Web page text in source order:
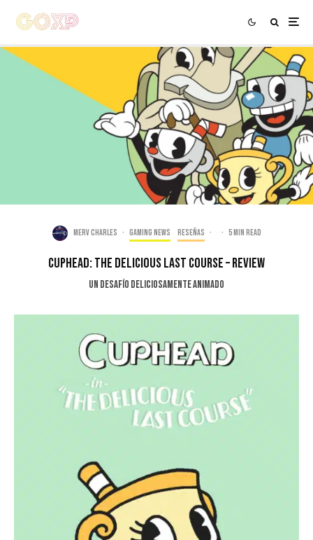
Merv Charles · Gaming news Reseñas · · 5 min read
Cuphead: The Delicious Last Course – Review
Un desafío deliciosamente animado